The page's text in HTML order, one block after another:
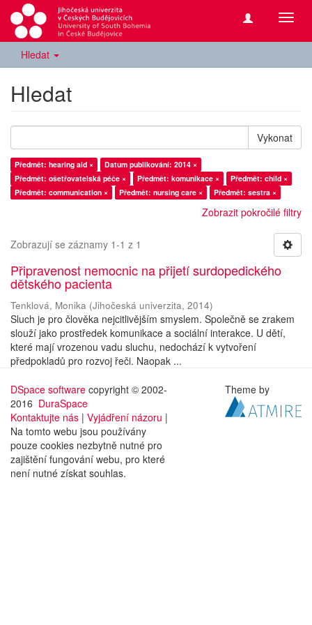
Hledat
Hledat
Vykonat
Předmět: hearing aid ×
Datum publikování: 2014 ×
Předmět: ošetřovatelská péče ×
Předmět: komunikace ×
Předmět: child ×
Předmět: communication ×
Předmět: nursing care × Předmět: sestra ×
Zobrazit pokročilé filtry
Zobrazují se záznamy 1-1 z 1
Připravenost nemocnic na přijetí surdopedického
dětského pacienta
Tenklová, Monika (Jihočeská univerzita, 2014)
Sluch je pro člověka nejcitlivějším smyslem. Společně se zrakem
slouží jako prostředek komunikace a sociální interakce. U dětí,
které mají vrozenou vadu sluchu, nedochází k vytvoření
předpokladů pro rozvoj řeči. Naopak ...
DSpace software copyright © 2002-
2016 DuraSpace
Kontaktujte nás | Vyjádření názoru |
Na tomto webu jsou používány
pouze cookies nezbytně nutné pro
zajištění fungování webu, pro které
není nutné získat souhlas.
Theme by